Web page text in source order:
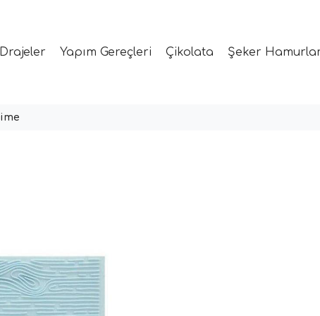
Yapım Gereçleri Çikolata Şeker